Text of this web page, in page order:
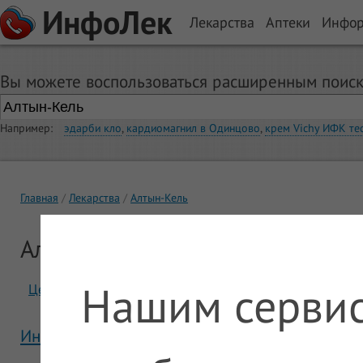
ИнфоЛек Лекарства Аптеки
Вы можете воспользоваться расширенным
Например: эдарби кло, кардиомагнил в Одинцово, крем Vichy ИФК
Главная Лекарства Алтын-Кель
Алтын-Кель
Цены Отзывы
Инструкция Алтын-Кель
Нашим